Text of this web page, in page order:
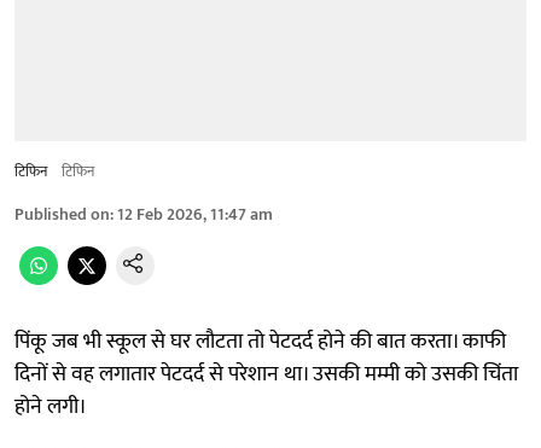
टिफिन टिफिन
Published on:12 Feb 2026, 11:47 am
पिंकू जब भी स्कूल से घर लौटता तो पेटदर्द होने की बात करता। काफी
दिनों से वह लगातार पेटदर्द से परेशान था। उसकी मम्मी को उसकी चिंता
होने लगी।